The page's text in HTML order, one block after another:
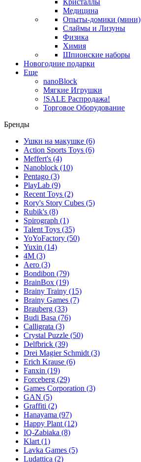
Кристаллы
Медицина
Опыты-домики (мини)
Слаймы и Лизуны
Физика
Химия
Шпионские наборы
Новогодние подарки
Еще
nanoBlock
Мягкие Игрушки
!SALE Распродажа!
Торговое Оборудование
Бренды
Ушки на макушке (6)
Action Sports Toys (6)
Meffert's (4)
Nanoblock (10)
Pentago (3)
PlayLab (9)
Recent Toys (2)
Rory's Story Cubes (5)
Rubik's (8)
Spirograph (1)
Talent Toys (35)
YoYoFactory (50)
Yuxin (14)
4M (3)
Aero (3)
Bondibon (79)
BrainBox (19)
Brainy Trainy (15)
Brainy Games (7)
Brauberg (33)
Budi Basa (76)
Calligrata (3)
Crystal Puzzle (50)
Delfbrick (39)
Drei Magier Schmidt (3)
Erich Krause (6)
Fanxin (19)
Forceberg (29)
Games Corporation (3)
GAN (5)
Graffiti (2)
Hanayama (97)
Happy Plant (12)
IQ-Zabiaka (8)
Klart (1)
Lavka Games (5)
Ludattica (2)